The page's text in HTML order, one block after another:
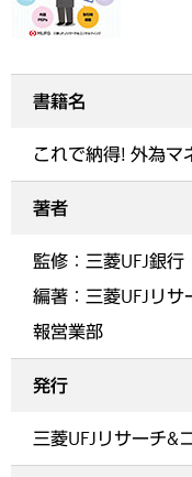
書籍名
これで納得! 外為
著者
監修：三菱UFJ銀
編著：三菱UFJリ
報営業部
発行
三菱UFJリサーチ&